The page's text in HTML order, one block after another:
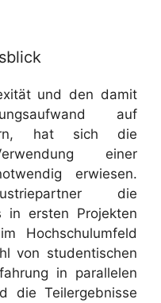
und den damit
auf
hat sich die
einer
erwiesen.
die
in ersten Projekten
Hochschulumfeld
von studentischen
in parallelen
die Teilergebnisse